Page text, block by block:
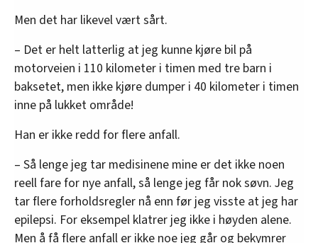
Men det har likevel vært sårt.
– Det er helt latterlig at jeg kunne kjøre bil på
motorveien i 110 kilometer i timen med tre barn i
baksetet, men ikke kjøre dumper i 40 kilometer i timen
inne på lukket område!
Han er ikke redd for flere anfall.
– Så lenge jeg tar medisinene mine er det ikke noen
reell fare for nye anfall, så lenge jeg får nok søvn. Jeg
tar flere forholdsregler nå enn før jeg visste at jeg har
epilepsi. For eksempel klatrer jeg ikke i høyden alene.
Men å få flere anfall er ikke noe jeg går og bekymrer